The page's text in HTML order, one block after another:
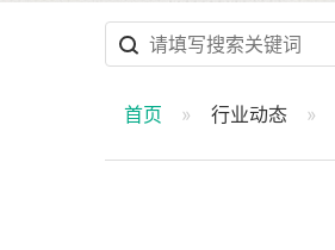
首页 行业动态